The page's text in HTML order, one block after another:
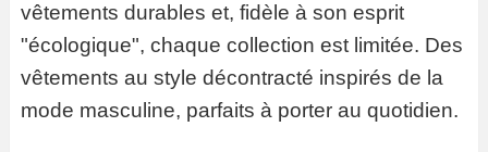
vêtements durables et, fidèle à son esprit
"écologique", chaque collection est limitée. Des
vêtements au style décontracté inspirés de la
mode masculine, parfaits à porter au quotidien.